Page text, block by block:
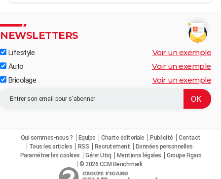
NEWSLETTERS
Lifestyle Voir un exemple
Auto Voir un exemple
Bricolage Voir un exemple
Qui sommes-nous ? Equipe Charte éditoriale Publicité
Contact
Tous les articles
RSS Recrutement
Données personnelles
Paramétrer les cookies
Gérer Utiq Mentions légales
Groupe Figaro
© 2026 CCM Benchmark